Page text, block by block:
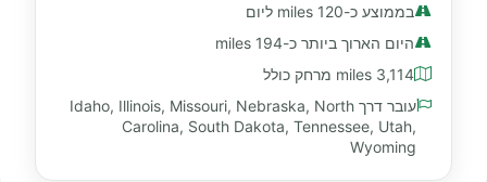
בממוצע כ-120 miles ליום
היום הארוך ביותר כ-194 miles
3,114 miles מרחק כולל
עובר דרך Idaho, Illinois, Missouri, Nebraska, North
Carolina, South Dakota, Tennessee, Utah,
Wyoming